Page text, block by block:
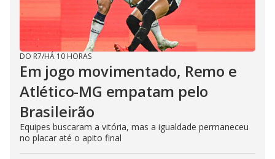
DO R7/HÁ 10 HORAS
Em jogo movimentado, Remo e
Atlético-MG empatam pelo
Brasileirão
Equipes buscaram a vitória, mas a igualdade permaneceu
no placar até o apito final